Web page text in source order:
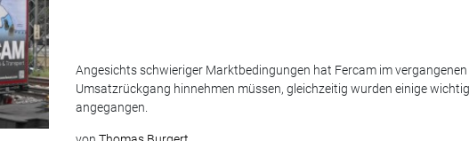
Angesichts schwieriger Marktbedingungen hat Fercam im
Umsatzrückgang hinnehmen müssen, gleichzeitig wurden einige
angegangen.